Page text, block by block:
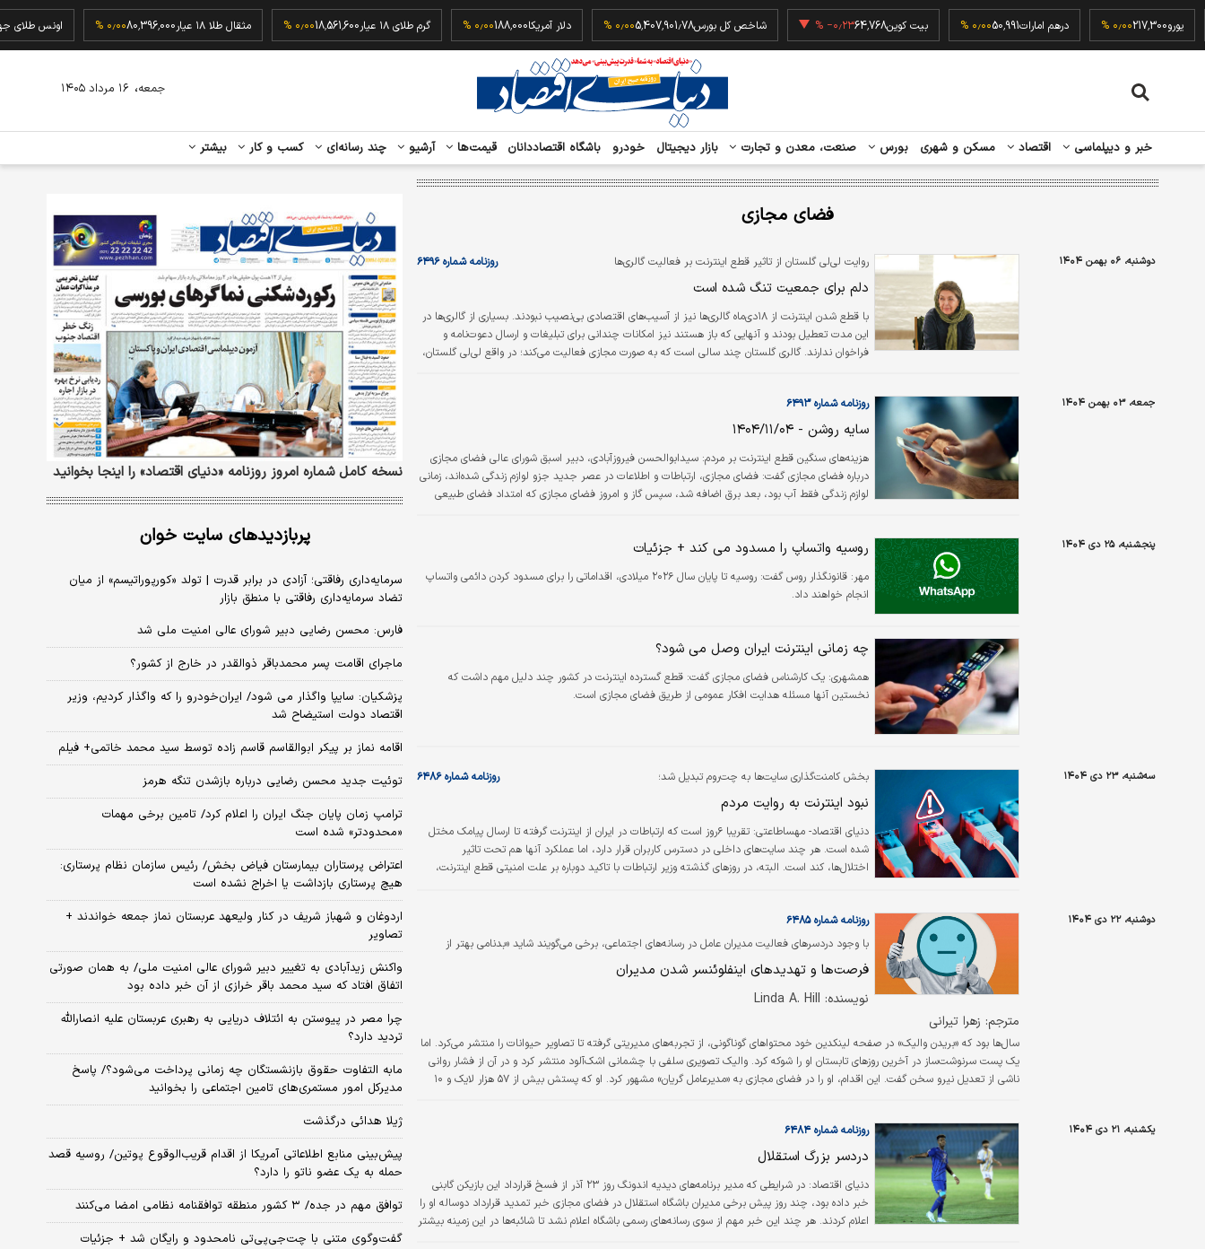
یورو217,300 درهم امارات50,991 بیت کوین64,768‎−۰٫۲۳ % شاخص کل بورس5,407,901.78 دلار آمریکا188,000 گرم طلای ۱۸ عیار 18,561,600 مثقال طلا ۱۸ عیار 80,396,000 اونس
خبر و دیپلماسی اقتصاد مسکن و شهری بورس صنعت، معدن و تجارت بازار دیجیتال خودرو باشگاه اقتصاددانان قیمت‌ها آرشیو چند رسانه‌ای کسب و کار بیشتر
جمعه، ۱۶ مرداد ۱۴۰۵
فضای مجازی
دوشنبه، ۰۶ بهمن ۱۴۰۴ روایت لی‌لی گلستان از تاثیر قطع اینترنت بر فعالیت گالری‌ها روزنامه شماره ۶۴۹۶
دلم برای جمعیت تنگ شده است
با قطع شدن اینترنت از ۱۸دی‌ماه گالری‌ها نیز از آسیب‌های اقتصادی بی‌نصیب نبودند. بسیاری از گالری‌ها در
این مدت تعطیل بودند و آنهایی که باز هستند نیز امکانات چندانی برای تبلیغات و ارسال دعوت‌نامه و
فراخوان ندارند. گالری گلستان چند سالی است که به صورت مجازی فعالیت می‌کند؛ در واقع لی‌لی گلستان،
است. گلستان در…
جمعه، ۰۳ بهمن ۱۴۰۴ روزنامه شماره ۶۴۹۳
سایه روشن - ۱۴۰۴/۱۱/۰۴
هزینه‌‌‌های سنگین قطع اینترنت بر مردم: سید‌ابوالحسن فیروزآبادی، دبیر اسبق شورای عالی فضای مجازی
درباره فضای مجازی گفت: فضای مجازی، ارتباطات و اطلاعات در عصر جدید جزو لوازم زندگی شده‌‌‌اند، زمانی
لوازم زندگی فقط آب بود، بعد برق اضافه شد، سپس گاز و امروز فضای مجازی که امتداد فضای طبیعی
محرومیتی شاید برای مدت کوتاه و در…
پنجشنبه، ۲۵ دی ۱۴۰۴ روسیه واتساپ را مسدود می کند + جزئیات
مهر:
قانونگذار روس گفت:‌ روسیه تا پایان سال ۲۰۲۶ میلادی، اقداماتی را برای مسدود کردن دائمی واتساپ
انجام خواهند داد.
چه زمانی اینترنت ایران وصل می شود؟
همشهری: یک کارشناس فضای مجازی گفت: قطع گسترده اینترنت در کشور چند دلیل مهم داشت که
نخستین آنها مسئله هدایت افکار عمومی از طریق فضای مجازی است.
سه‌شنبه، ۲۳ دی ۱۴۰۴ بخش کامنت‌گذاری سایت‌ها به چت‌روم تبدیل شد؛ روزنامه شماره ۶۴۸۶
نبود اینترنت به روایت مردم
دنیای اقتصاد- مهساطاعتی: تقریبا ۶روز است که ارتباطات در ایران از اینترنت گرفته تا ارسال پیامک مختل
شده است. هر چند سایت‌های داخلی در دسترس کاربران قرار دارد، اما عملکرد آنها هم تحت تاثیر
اختلال‌ها، کند است. البته، در روزهای گذشته وزیر ارتباطات با تاکید دوباره بر علت امنیتی قطع اینترنت،
پیام‌رسان‌های داخلی خبر داد. این…
دوشنبه، ۲۲ دی ۱۴۰۴
با وجود دردسرهای فعالیت مدیران عامل در رسانه‌های اجتماعی، برخی می‌گویند شاید «بدنامی بهتر از
گمنامی باشد»‌
روزنامه شماره ۶۴۸۵
فرصت‌ها و تهدیدهای اینفلوئنسر شدن مدیران
نویسنده: Linda A. Hill
مترجم: زهرا تیرانی
سال‌ها بود که «بریدن والیک» در صفحه لینکدین خود محتواهای گوناگونی، از تجربه‌های مدیریتی گرفته تا تصاویر حیوانات را منتشر می‌کرد. اما
یک پست سرنوشت‌ساز در آخرین روزهای تابستان او را شوکه کرد. والیک تصویری سلفی با چشمانی اشک‌آلود منتشر کرد و در آن از فشار روانی
ناشی از تعدیل نیرو سخن گفت. این اقدام، او را در فضای مجازی به «مدیرعامل گریان» مشهور کرد. او که پستش بیش از ۵۷ هزار لایک و ۱۰
یکشنبه، ۲۱ دی ۱۴۰۴ روزنامه شماره ۶۴۸۴
دردسر بزرگ استقلال
دنیای اقتصاد: در شرایطی که مدیر برنامه‌های دیدیه اندونگ روز ۲۳ آذر از فسخ قرارداد این بازیکن گابنی
خبر داده بود، چند روز پیش برخی مدیران باشگاه استقلال در فضای مجازی خبر تمدید قرارداد دوساله او را
اعلام کردند. هر چند این خبر مهم از سوی رسانه‌های رسمی باشگاه اعلام نشد تا شائبه‌ها در این زمینه بیشتر
نسخه کامل شماره امروز روزنامه «دنیای‌ اقتصاد» را اینجا بخوانید
پربازدیدهای سایت خوان
سرمایه‌داری رفاقتی؛ آزادی در برابر قدرت | تولد «کورپوراتیسم» از میان
تضاد سرمایه‌داری رفاقتی با منطق بازار
فارس: محسن رضایی دبیر شورای عالی امنیت ملی شد
ماجرای اقامت پسر محمدباقر ذوالقدر در خارج از کشور؟
پزشکیان: سایپا واگذار می شود/ ایران‌خودرو را که واگذار کردیم، وزیر
اقتصاد دولت استیضاح شد
اقامه نماز بر پیکر ابوالقاسم قاسم زاده توسط سید محمد خاتمی+ فیلم
توئیت جدید محسن رضایی درباره بازشدن تنگه هرمز
ترامپ زمان پایان جنگ ایران را اعلام کرد/ تامین برخی مهمات
«محدودتر» شده است
اعتراض پرستاران بیمارستان فیاض بخش/ رئیس سازمان نظام پرستاری:
هیچ پرستاری بازداشت یا اخراج نشده است
اردوغان و شهباز شریف در کنار ولیعهد عربستان نماز جمعه خواندند +
تصاویر
واکنش زیدآبادی به تغییر دبیر شورای عالی امنیت ملی/ به همان صورتی
اتفاق افتاد که سید محمد باقر خرازی از آن خبر داده بود
چرا مصر در پیوستن به ائتلاف دریایی به رهبری عربستان علیه انصارالله
تردید دارد؟
مابه التفاوت حقوق بازنشستگان چه زمانی پرداخت می‌شود؟/ پاسخ
مدیرکل امور مستمری‌های تامین اجتماعی را بخوانید
ژیلا هدائی درگذشت
پیش‌بینی منابع اطلاعاتی آمریکا از اقدام قریب‌الوقوع پوتین/ روسیه قصد
حمله به یک عضو ناتو را دارد؟
توافق مهم در جده/ ۳ کشور منطقه توافقنامه نظامی امضا می‌کنند
گفت‌وگوی متنی با چت‌جی‌پی‌تی نامحدود و رایگان شد + جزئیات